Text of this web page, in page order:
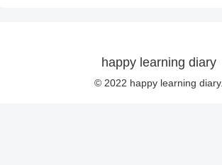
happy learning diary
© 2022 happy learning diary.